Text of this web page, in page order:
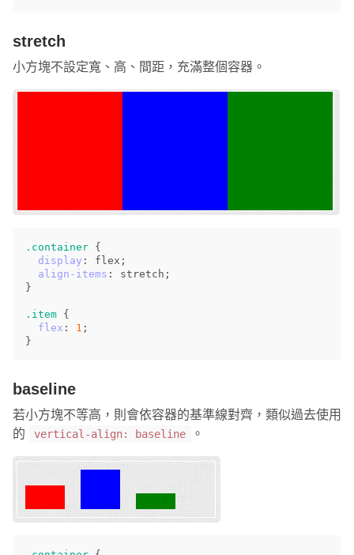
stretch
小方塊不設定寬、高、間距，充滿整個容器。
.container {
display : flex ;
align-items : stretch ;
}
.item {
flex : 1 ;
}
baseline
若小方塊不等高，則會依容器的基準線對齊，類似過去使用
的
vertical-align: baseline 。